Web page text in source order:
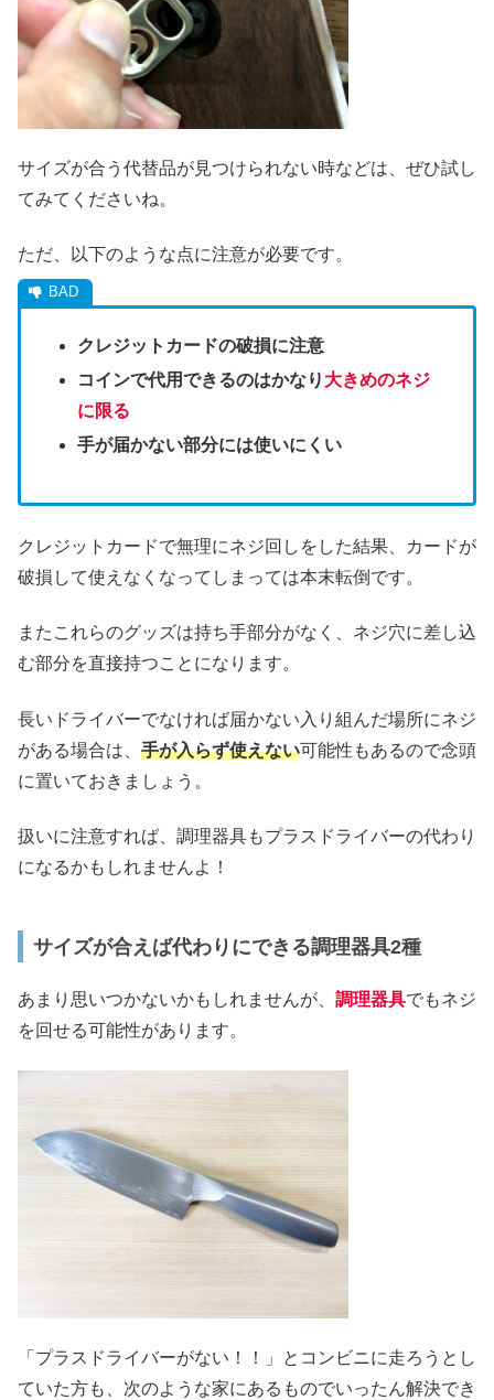
サイズが合う代替品が見つけられない時などは、ぜひ試し
てみてくださいね。
ただ、以下のような点に注意が必要です。
クレジットカードの破損に注意
コインで代用できるのはかなり 大きめのネジ
に限る
手が届かない部分には使いにくい
クレジットカードで無理にネジ回しをした結果、カードが
破損して使えなくなってしまっては本末転倒です。
またこれらのグッズは持ち手部分がなく、ネジ穴に差し込
む部分を直接持つことになります。
長いドライバーでなければ届かない入り組んだ場所にネジ
がある場合は、 手が入らず使えない可能性もあるので念頭
に置いておきましょう。
扱いに注意すれば、調理器具もプラスドライバーの代わり
になるかもしれませんよ！
サイズが合えば代わりにできる調理器具2種
あまり思いつかないかもしれませんが、 調理器具でもネジ
を回せる可能性があります。
「プラスドライバーがない！！」とコンビニに走ろうとし
ていた方も、次のような家にあるものでいったん解決でき